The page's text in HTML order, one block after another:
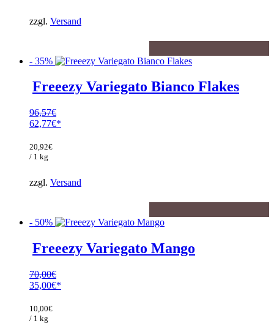
zzgl. Versand
- 35%
Freeezy Variegato Bianco Flakes
96,57€
Ursprünglicher
war:
96,57€
62,77€
Preis
ist:
20,92€
/ 1 kg
zzgl. Versand
- 50%
Freeezy Variegato Mango
70,00€
Ursprünglicher
war:
70,00€
35,00€
Preis
ist:
10,00€
/ 1 kg